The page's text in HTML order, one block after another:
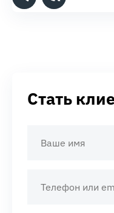
Стать